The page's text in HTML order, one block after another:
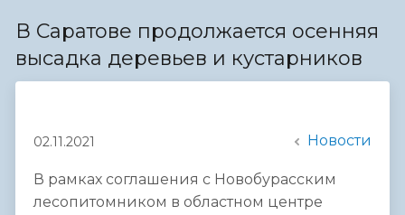
В Саратове продолжается осенняя
высадка деревьев и кустарников
02.11.2021 Новости
В рамках соглашения с Новобурасским
лесопитомником в областном центре